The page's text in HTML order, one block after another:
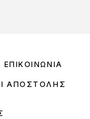
ΕΠΙΚΟΙΝΩΝΊΑ
ΑΠΟΣΤΟΛΉΣ